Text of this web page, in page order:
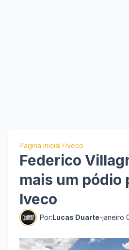
Página inicial Iveco
Federico
mais um pódio
Iveco
Por:Lucas Duarte-janeiro